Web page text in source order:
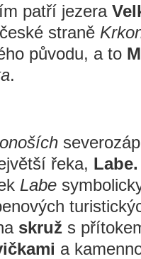
patří jezera
straně
původu, a to
.
řeka, Labe.
Labe
skruž s
a